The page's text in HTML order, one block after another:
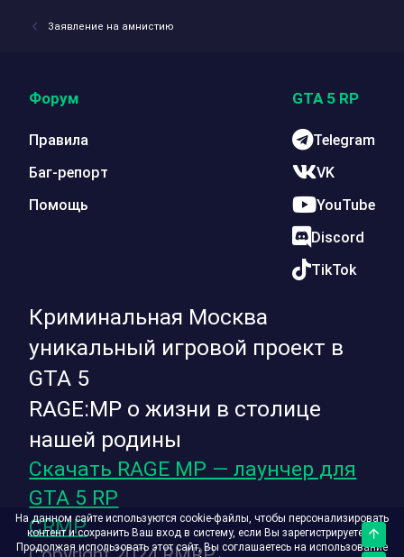
Заявление на амнистию
Криминальная Москва
уникальный игровой проект в
GTA 5
RAGE:MP о жизни в столице
нашей родины
Скачать RAGE MP — лаунчер для
GTA 5 RP
CRMP
Форум
Правила
Баг-репорт
Помощь
GTA 5 RP
Telegram
VK
YouTube
Discord
TikTok
На данном сайте используются cookie-файлы, чтобы персонализировать
контент и сохранить Ваш вход в систему, если Вы зарегистрируетесь.
Продолжая использовать этот сайт, Вы соглашаетесь на использование
Верх